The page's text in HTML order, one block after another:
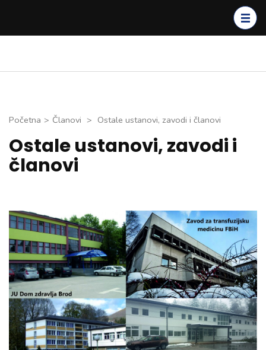
Enter)
Početna > Članovi > Ostale ustanovi, zavodi i članovi
Ostale ustanovi, zavodi i
članovi